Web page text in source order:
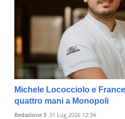
Michele Lococciolo e
quattro mani a Monopoli
Redazione 5 31 Lug 2026 12:34